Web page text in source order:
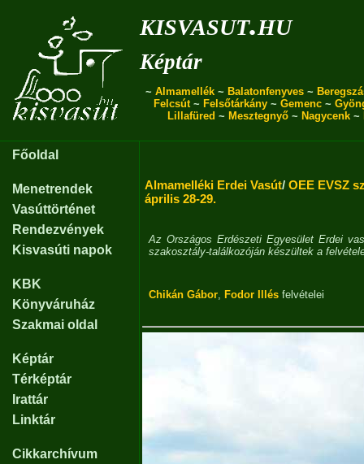
kisvasut.hu
Képtár
~Almamellék ~ Balatonfenyves ~
Felcsút~ Felsőtárkány ~Gemenc ~
Lillafüred ~ Mesztegnyő ~ Nagycenk ~
Főoldal
Menetrendek
Vasúttörténet
Rendezvények
Kisvasúti napok
KBK
Könyváruház
Szakmai oldal
Képtár
Térképtár
Irattár
Linktár
Cikkarchívum
Almamelléki Erdei Vasút/ OEE EVSZ
április 28-29.
Az Országos Erdészeti Egyesület Erdei
szakosztály-találkozóján készültek a
Chikán Gábor, Fodor Illés felvételei